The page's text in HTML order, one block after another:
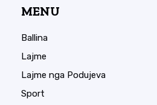
MENU
Ballina
Lajme
Lajme nga Podujeva
Sport